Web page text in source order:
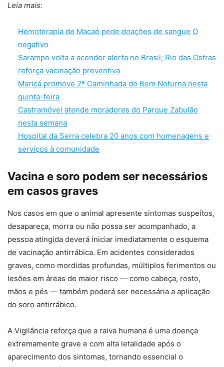
Leia mais:
Hemoterapia de Macaé pede doações de sangue O
negativo
Sarampo volta a acender alerta no Brasil; Rio das Ostras
reforça vacinação preventiva
Maricá promove 2ª Caminhada do Bem Noturna nesta
quinta-feira
Castramóvel atende moradores do Parque Zabulão
nesta semana
Hospital da Serra celebra 20 anos com homenagens e
serviços à comunidade
Vacina e soro podem ser necessários
em casos graves
Nos casos em que o animal apresente sintomas suspeitos,
desapareça, morra ou não possa ser acompanhado, a
pessoa atingida deverá iniciar imediatamente o esquema
de vacinação antirrábica. Em acidentes considerados
graves, como mordidas profundas, múltiplos ferimentos ou
lesões em áreas de maior risco — como cabeça, rosto,
mãos e pés — também poderá ser necessária a aplicação
do soro antirrábico.
A Vigilância reforça que a raiva humana é uma doença
extremamente grave e com alta letalidade após o
aparecimento dos sintomas, tornando essencial o